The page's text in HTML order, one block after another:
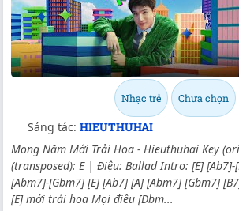
Nhạc trẻ Chưa chọn
Sáng tác: HIEUTHUHAI
Mong Năm Mới Trải Hoa - Hieuthuhai Key
(transposed): E | Điệu: Ballad Intro: [E] [Ab7]-
[Abm7]-[Gbm7] [E] [Ab7] [A] [Abm7] [Gbm7]
[E] mới trải hoa Mọi điều [Dbm...